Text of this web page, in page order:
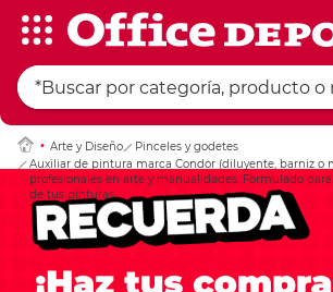
Arte y Diseño
Pinceles y godetes
Auxiliar de pintura marca Condor (diluyente, barniz o
profesionales en arte y manualidades. Formulado
de tus pinturas.